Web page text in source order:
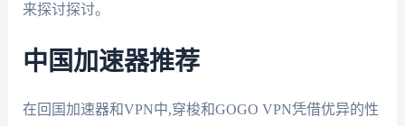
来探讨探讨。
中国加速器推荐
在回国加速器和VPN中,穿梭和GOGO VPN凭借优异的性